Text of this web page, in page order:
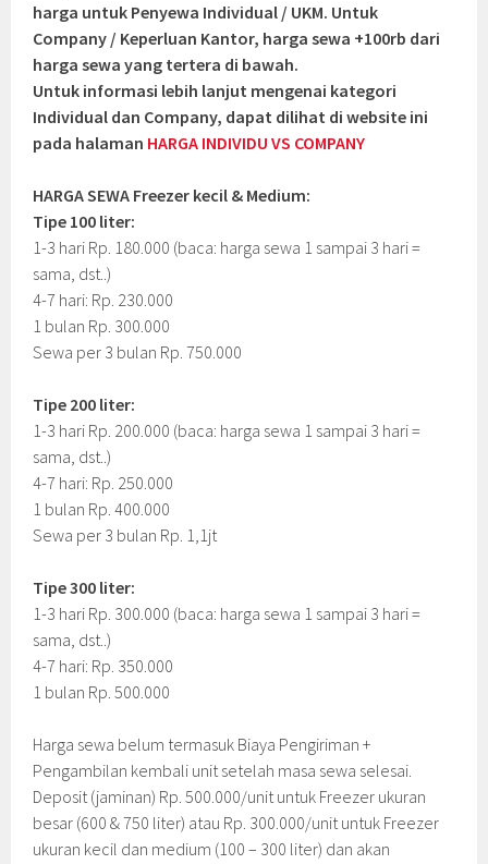
harga untuk Penyewa Individual / UKM. Untuk
Company / Keperluan Kantor, harga sewa +100rb dari
harga sewa yang tertera di bawah.
Untuk informasi lebih lanjut mengenai kategori
Individual dan Company, dapat dilihat di website ini
pada halaman HARGA INDIVIDU VS COMPANY
HARGA SEWA Freezer kecil & Medium:
Tipe 100 liter:
1-3 hari Rp. 180.000 (baca: harga sewa 1 sampai 3 hari =
sama, dst..)
4-7 hari: Rp. 230.000
1 bulan Rp. 300.000
Sewa per 3 bulan Rp. 750.000
Tipe 200 liter:
1-3 hari Rp. 200.000 (baca: harga sewa 1 sampai 3 hari =
sama, dst..)
4-7 hari: Rp. 250.000
1 bulan Rp. 400.000
Sewa per 3 bulan Rp. 1,1jt
Tipe 300 liter:
1-3 hari Rp. 300.000 (baca: harga sewa 1 sampai 3 hari =
sama, dst..)
4-7 hari: Rp. 350.000
1 bulan Rp. 500.000
Harga sewa belum termasuk Biaya Pengiriman +
Pengambilan kembali unit setelah masa sewa selesai.
Deposit (jaminan) Rp. 500.000/unit untuk Freezer ukuran
besar (600 & 750 liter) atau Rp. 300.000/unit untuk Freezer
ukuran kecil dan medium (100 – 300 liter) dan akan